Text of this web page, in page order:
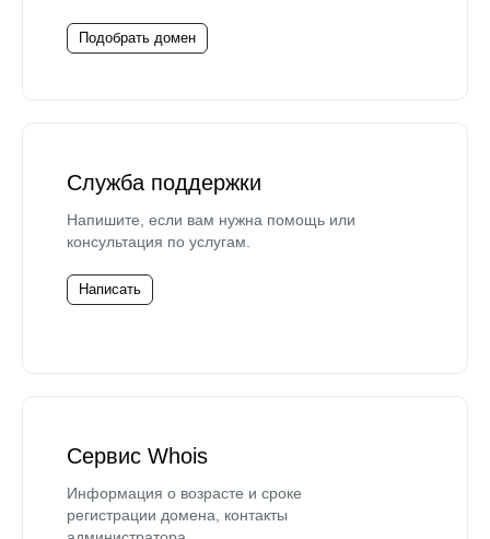
Подобрать домен
Служба поддержки
Напишите, если вам нужна помощь или
консультация по услугам.
Написать
Сервис Whois
Информация о возрасте и сроке
регистрации домена, контакты